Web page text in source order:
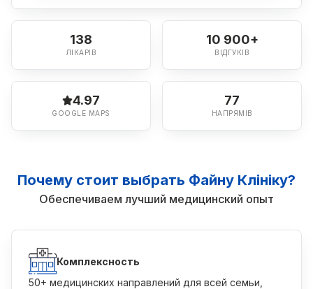
138
ЛІКАРІВ
10 900+
ВІДГУКІВ
4.97
GOOGLE MAPS
77
НАПРЯМІВ
Почему стоит выбрать Файну Клініку?
Обеспечиваем лучший медицинский опыт
Комплексность
50+ медицинских направлений для всей семьи,